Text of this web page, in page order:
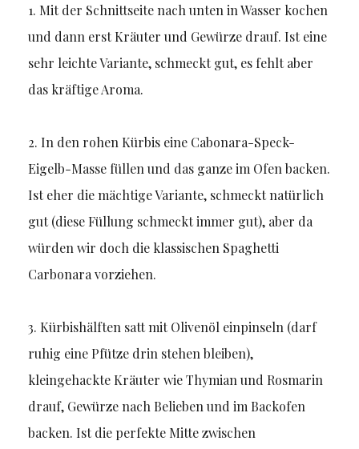
1. Mit der Schnittseite nach unten in Wasser kochen
und dann erst Kräuter und Gewürze drauf. Ist eine
sehr leichte Variante, schmeckt gut, es fehlt aber
das kräftige Aroma.
2. In den rohen Kürbis eine Cabonara-Speck-
Eigelb-Masse füllen und das ganze im Ofen backen.
Ist eher die mächtige Variante, schmeckt natürlich
gut (diese Füllung schmeckt immer gut), aber da
würden wir doch die klassischen Spaghetti
Carbonara vorziehen.
3. Kürbishälften satt mit Olivenöl einpinseln (darf
ruhig eine Pfütze drin stehen bleiben),
kleingehackte Kräuter wie Thymian und Rosmarin
drauf, Gewürze nach Belieben und im Backofen
backen. Ist die perfekte Mitte zwischen